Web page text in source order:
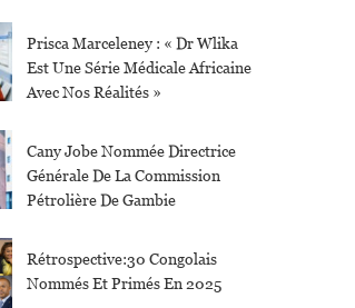
Prisca Marceleney : « Dr Wlika
Est Une Série Médicale Africaine
Avec Nos Réalités »
Cany Jobe Nommée Directrice
Générale De La Commission
Pétrolière De Gambie
Rétrospective:30 Congolais
Nommés Et Primés En 2025